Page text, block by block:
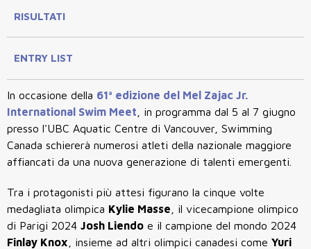
RISULTATI
ENTRY LIST
In occasione della 61ª edizione del Mel Zajac Jr.
International Swim Meet , in programma dal 5 al 7 giugno
presso l'UBC Aquatic Centre di Vancouver, Swimming
Canada schiererà numerosi atleti della nazionale maggiore
affiancati da una nuova generazione di talenti emergenti.
Tra i protagonisti più attesi figurano la cinque volte
medagliata olimpica Kylie Masse , il vicecampione olimpico
di Parigi 2024 Josh Liendo e il campione del mondo 2024
Finlay Knox , insieme ad altri olimpici canadesi come Yuri